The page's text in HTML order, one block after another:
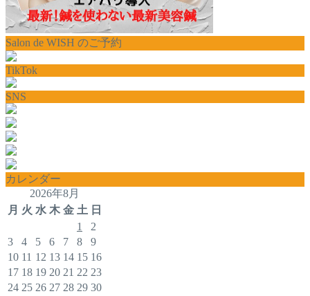
Salon de WISH のご予約
TikTok
SNS
カレンダー
2026年8月
月 火 水 木 金 土 日
1
2
3
4 5 6 7 8
9
10 11 12 13 14 15 16
17 18 19 20 21 22 23
24 25 26 27 28 29 30